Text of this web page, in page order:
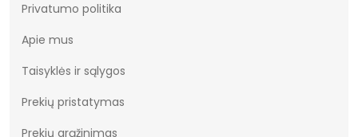
Privatumo politika
Apie mus
Taisyklės ir sąlygos
Prekių pristatymas
Prekių grąžinimas